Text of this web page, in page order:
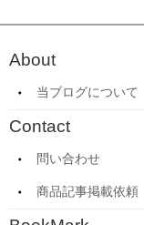
About
当ブログについて
Contact
問い合わせ
商品記事掲載依頼